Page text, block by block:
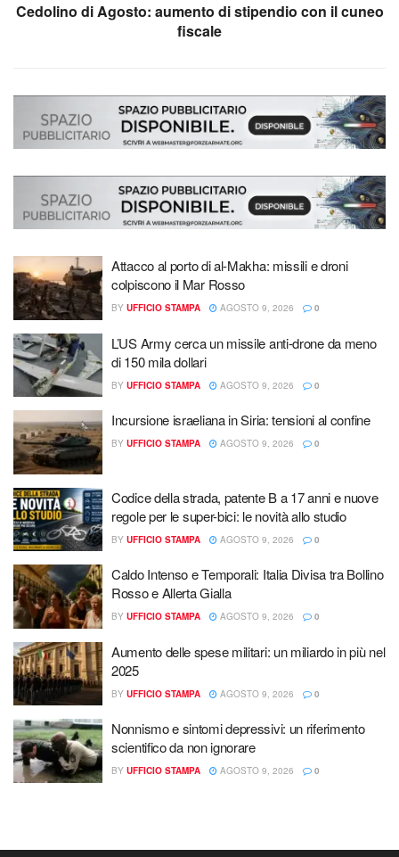
Cedolino di Agosto: aumento di stipendio con il cuneo
fiscale
Attacco al porto di al-Makha: missili e droni
colpiscono il Mar Rosso
BY UFFICIO STAMPA AGOSTO 9, 2026 0
L’US Army cerca un missile anti-drone da meno
di 150 mila dollari
BY UFFICIO STAMPA AGOSTO 9, 2026 0
Incursione israeliana in Siria: tensioni al confine
BY UFFICIO STAMPA AGOSTO 9, 2026 0
Codice della strada, patente B a 17 anni e nuove
regole per le super-bici: le novità allo studio
BY UFFICIO STAMPA AGOSTO 9, 2026 0
Caldo Intenso e Temporali: Italia Divisa tra Bollino
Rosso e Allerta Gialla
BY UFFICIO STAMPA AGOSTO 9, 2026 0
Aumento delle spese militari: un miliardo in più nel
2025
BY UFFICIO STAMPA AGOSTO 9, 2026 0
Nonnismo e sintomi depressivi: un riferimento
scientifico da non ignorare
BY UFFICIO STAMPA AGOSTO 9, 2026 0